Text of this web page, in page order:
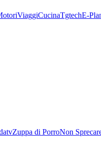
ViaggiCucinaTgtechE-
Zuppa di PorroNon